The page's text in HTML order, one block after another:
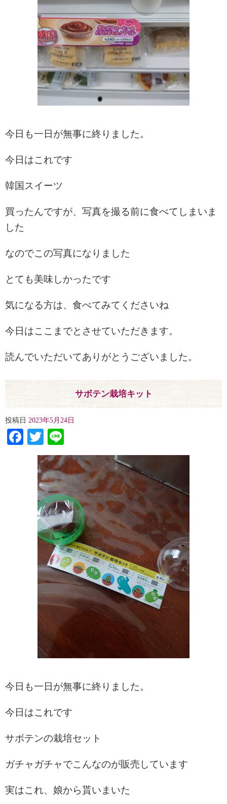
今日も一日が無事に終りました。
今日はこれです
韓国スイーツ
買ったんですが、写真を撮る前に食べてしまいま
した
なのでこの写真になりました
とても美味しかったです
気になる方は、食べてみてくださいね
今日はここまでとさせていただきます。
読んでいただいてありがとうございました。
サボテン栽培キット
投稿日 2023年5月24日
Facebook
Twitter
今日も一日が無事に終りました。
今日はこれです
サボテンの栽培セット
ガチャガチャでこんなのが販売しています
実はこれ、娘から貰いまいた